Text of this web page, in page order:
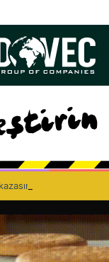
kazasında hayatını